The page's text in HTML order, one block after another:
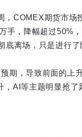
，COMEX期货市
手，降幅超过50%
离场，只是进行了
期，导致前面的上
AI等主题明显抢了